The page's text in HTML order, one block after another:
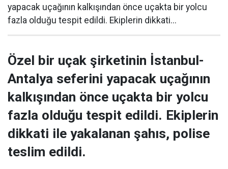
yapacak uçağının kalkışından önce uçakta bir yolcu
fazla olduğu tespit edildi. Ekiplerin dikkati...
Özel bir uçak şirketinin İstanbul-
Antalya seferini yapacak uçağının
kalkışından önce uçakta bir yolcu
fazla olduğu tespit edildi. Ekiplerin
dikkati ile yakalanan şahıs, polise
teslim edildi.